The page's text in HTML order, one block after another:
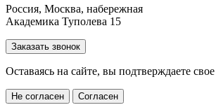
Россия, Москва, набережная
Академика Туполева 15
Заказать звонок
Оставаясь на сайте, вы подтверждаете
Не согласен Согласен